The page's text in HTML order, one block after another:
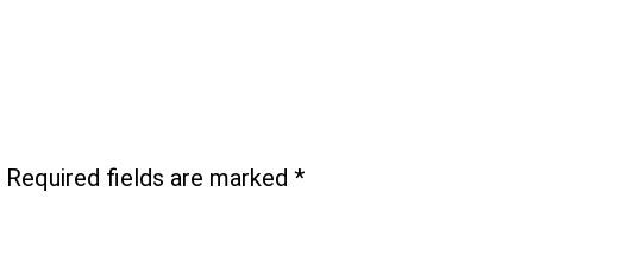
Required fields are marked*